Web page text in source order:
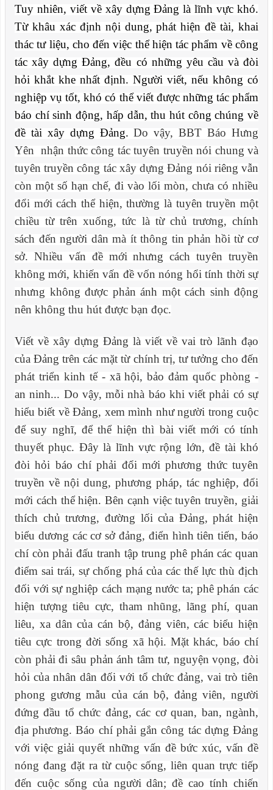
Tuy nhiên, viết về xây dựng Đảng là lĩnh vực khó.
Từ khâu xác định nội dung, phát hiện đề tài, khai
thác tư liệu, cho đến việc thể hiện tác phẩm về công
tác xây dựng Đảng, đều có những yêu cầu và đòi
hỏi khắt khe nhất định. Người viết, nếu không có
nghiệp vụ tốt, khó có thể viết được những tác phẩm
báo chí sinh động, hấp dẫn, thu hút công chúng về
đề tài xây dựng Đảng.Do vậy, BBT Báo Hưng
Yên nhận thức công tác tuyên truyền nói chung và
tuyên truyền công tác xây dựng Đảng nói riêng vẫn
còn một số hạn chế, đi vào lối mòn, chưa có nhiều
đổi mới cách thể hiện, thường là tuyên truyền một
chiều từ trên xuống, tức là từ chủ trương, chính
sách đến người dân mà ít thông tin phản hồi từ cơ
sở. Nhiều vấn đề mới nhưng cách tuyên truyền
không mới, khiến vấn đề vốn nóng hổi tính thời sự
nhưng không được phản ánh một cách sinh động
nên không thu hút được bạn đọc.
Viết về xây dựng Đảng là viết về vai trò lãnh đạo
của Đảng trên các mặt từ chính trị, tư tưởng cho đến
phát triển kinh tế - xã hội, bảo đảm quốc phòng -
an ninh... Do vậy, mỗi nhà báo khi viết phải có sự
hiểu biết về Đảng, xem mình như người trong cuộc
để suy nghĩ, để thể hiện thì bài viết mới có tính
thuyết phục. Đây là lĩnh vực rộng lớn, đề tài khó
đòi hỏi báo chí phải đổi mới phương thức tuyên
truyền về nội dung, phương pháp, tác nghiệp, đổi
mới cách thể hiện. Bên cạnh việc tuyên truyền, giải
thích chủ trương, đường lối của Đảng, phát hiện
biểu dương các cơ sở đảng, điển hình tiên tiến, báo
chí còn phải đấu tranh tập trung phê phán các quan
điểm sai trái, sự chống phá của các thế lực thù địch
đối với sự nghiệp cách mạng nước ta; phê phán các
hiện tượng tiêu cực, tham nhũng, lãng phí, quan
liêu, xa dân của cán bộ, đảng viên, các biểu hiện
tiêu cực trong đời sống xã hội. Mặt khác, báo chí
còn phải đi sâu phản ánh tâm tư, nguyện vọng, đòi
hỏi của nhân dân đối với tổ chức đảng, vai trò tiên
phong gương mẫu của cán bộ, đảng viên, người
đứng đầu tổ chức đảng, các cơ quan, ban, ngành,
địa phương. Báo chí phải gắn công tác dựng Đảng
với việc giải quyết những vấn đề bức xúc, vấn đề
nóng đang đặt ra từ cuộc sống, liên quan trực tiếp
đến cuộc sống của người dân; đề cao tính chiến